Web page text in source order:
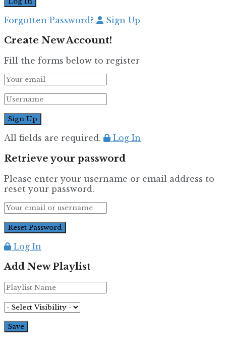
Forgotten Password? Sign Up
Create New Account!
Fill the forms below to register
All fields are required. Log In
Retrieve your password
Please enter your username or email address to
reset your password.
Log In
Add New Playlist